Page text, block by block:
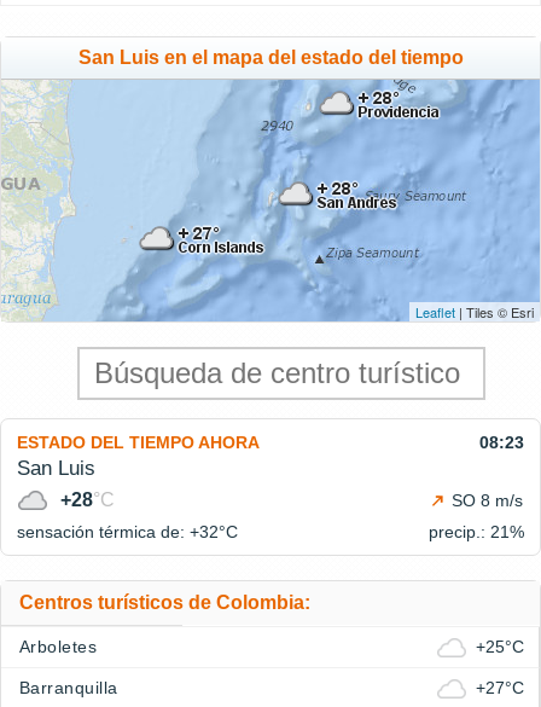
San Luis en el mapa del estado del tiempo
Leaflet | Tiles © Esri
ESTADO DEL TIEMPO AHORA 08:23
San Luis
+28°C
SO 8 m/s
sensación térmica de: +32°C precip.: 21%
Centros turísticos de Colombia:
Arboletes +25°C
Barranquilla +27°C